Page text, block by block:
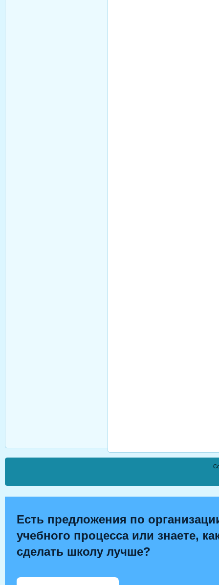
Есть предложения по
учебного процесса или знаете,
сделать школу лучше?